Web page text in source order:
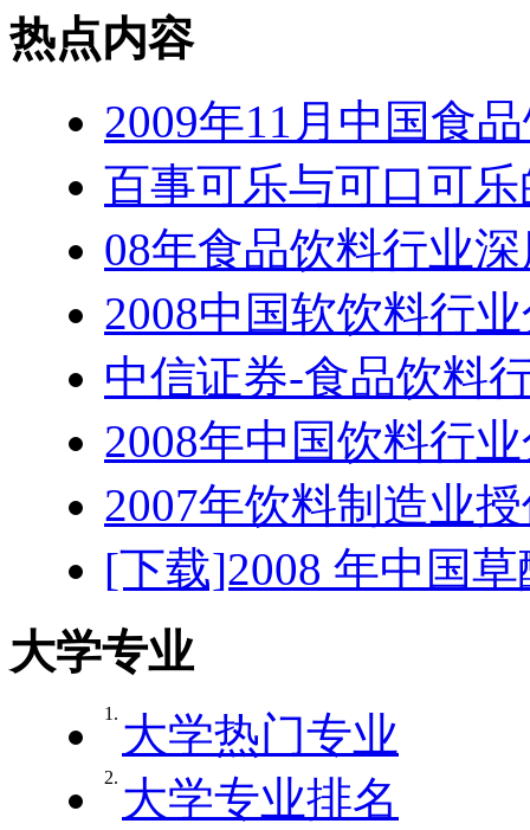
热点内容
2009年11月中国食
百事可乐与可口可
08年食品饮料行业
2008中国软饮料行
中信证券-食品饮料
2008年中国饮料行
2007年饮料制造业
[下载]2008 年中国
大学专业
1. 大学热门专业
2. 大学专业排名